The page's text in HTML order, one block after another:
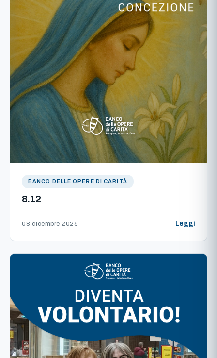
BANCO DELLE OPERE DI CARITÀ
8.12
08 dicembre 2025 Leggi